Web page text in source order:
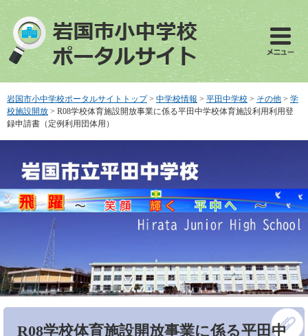
で
す
。
ば
し
て
岩国市小中学校ポータルサイトトップ > 中学校情報 > 平田中学校 > その他 > 学
校施設開放 > R08学校体育施設開放事業に係る平田中学校体育施設利用利用登
録申請書（定例利用団体用）
R08学校体育施設開放事業に係る平田中